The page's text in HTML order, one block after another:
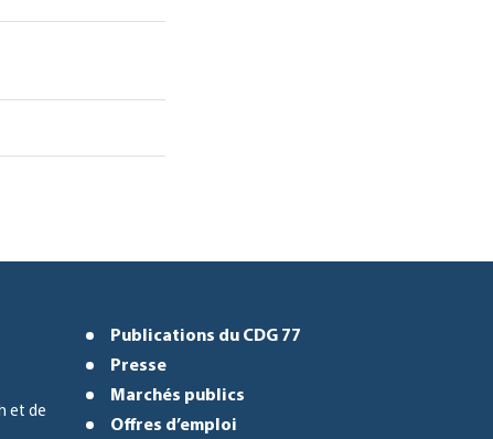
et de
Publications du CDG 77
Presse
Marchés publics
Offres d’emploi